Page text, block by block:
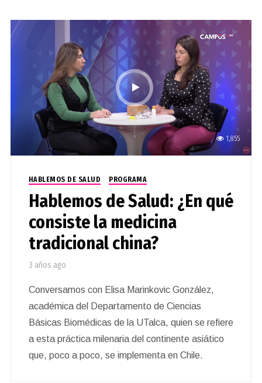
1,855
HABLEMOS DE SALUD PROGRAMA
Hablemos de Salud: ¿En qué
consiste la medicina
tradicional china?
3 años ago
Conversamos con Elisa Marinkovic González,
académica del Departamento de Ciencias
Básicas Biomédicas de la UTalca, quien se refiere
a esta práctica milenaria del continente asiático
que, poco a poco, se implementa en Chile.